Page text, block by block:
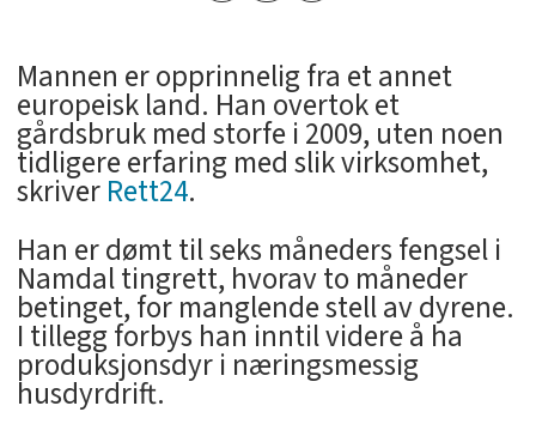
Mannen er opprinnelig fra et annet
europeisk land. Han overtok et
gårdsbruk med storfe i 2009, uten noen
tidligere erfaring med slik virksomhet,
skriverRett24.
Han er dømt til seks måneders fengsel i
Namdal tingrett, hvorav to måneder
betinget, for manglende stell av dyrene.
I tillegg forbys han inntil videre å ha
produksjonsdyr i næringsmessig
husdyrdrift.